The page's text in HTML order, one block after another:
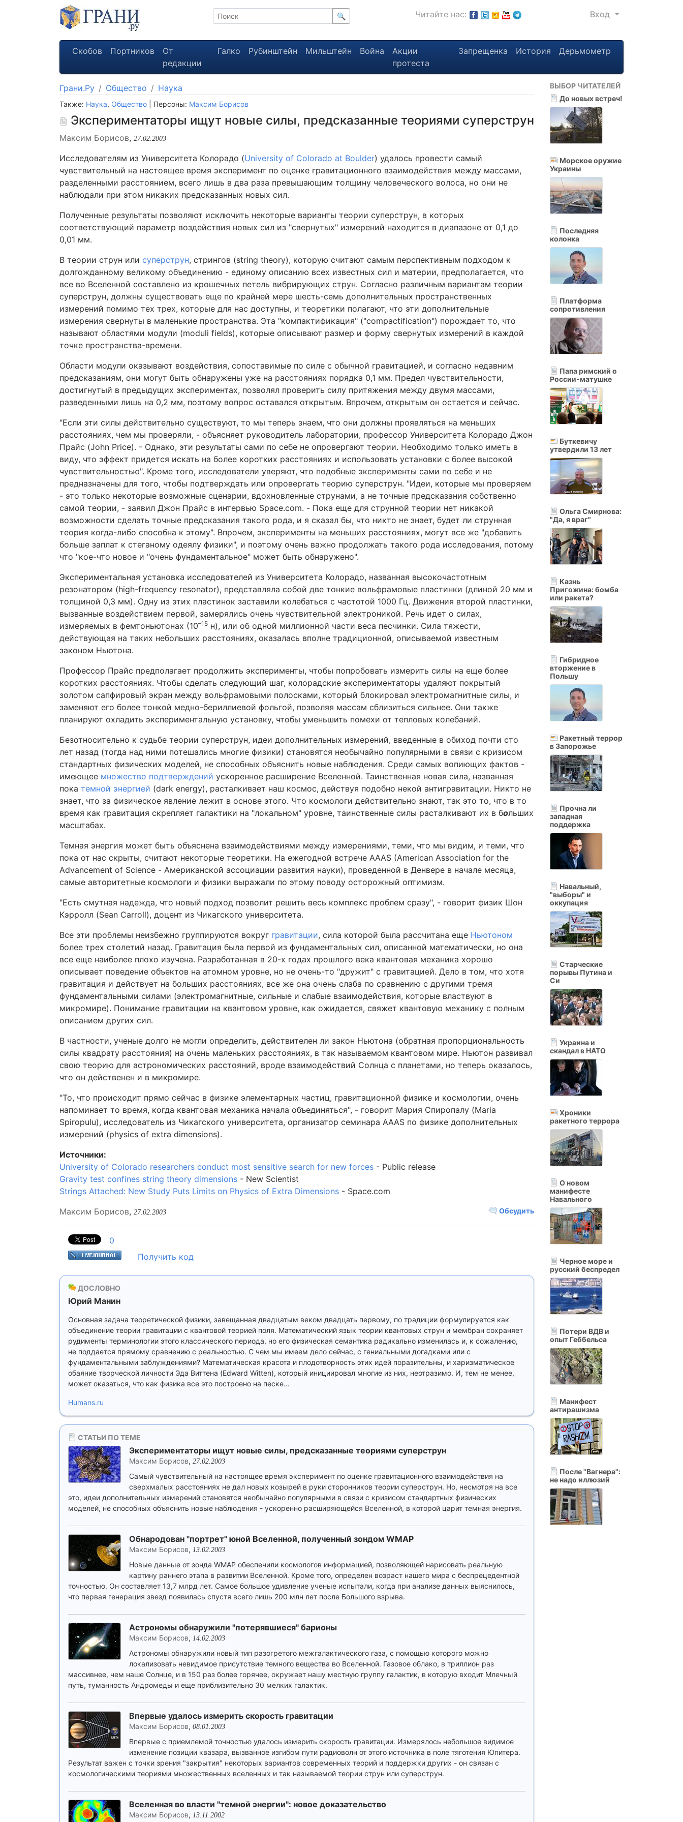
🔍 Читайте нас: Вход
Скобов Портников
От
редакции
Галко Рубинштейн Мильштейн Война
Акции
протеста
Запрещенка История Дерьмометр
Грани.Ру Общество Наука
Также: Наука, Общество | Персоны: Максим Борисов
Экспериментаторы ищут новые силы, предсказанные теориями суперструн
Максим Борисов, 27.02.2003
Исследователям из Университета Колорадо (University of Colorado at Boulder) удалось провести самый
чувствительный на настоящее время эксперимент по оценке гравитационного взаимодействия между массами,
разделенными расстоянием, всего лишь в два раза превышающим толщину человеческого волоса, но они не
наблюдали при этом никаких предсказанных новых сил.
Полученные результаты позволяют исключить некоторые варианты теории суперструн, в которых
соответствующий параметр воздействия новых сил из "свернутых" измерений находится в диапазоне от 0,1 до
0,01 мм.
В теории струн или суперструн, стрингов (string theory), которую считают самым перспективным подходом к
долгожданному великому объединению - единому описанию всех известных сил и материи, предполагается, что
все во Вселенной составлено из крошечных петель вибрирующих струн. Согласно различным вариантам теории
суперструн, должны существовать еще по крайней мере шесть-семь дополнительных пространственных
измерений помимо тех трех, которые для нас доступны, и теоретики полагают, что эти дополнительные
измерения свернуты в маленькие пространства. Эта "компактификация" ("compactification") порождает то, что
называют областями модули (moduli fields), которые описывают размер и форму свернутых измерений в каждой
точке пространства-времени.
Области модули оказывают воздействия, сопоставимые по силе с обычной гравитацией, и согласно недавним
предсказаниям, они могут быть обнаружены уже на расстояниях порядка 0,1 мм. Предел чувствительности,
достигнутый в предыдущих экспериментах, позволял проверить силу притяжения между двумя массами,
разведенными лишь на 0,2 мм, поэтому вопрос оставался открытым. Впрочем, открытым он остается и сейчас.
"Если эти силы действительно существуют, то мы теперь знаем, что они должны проявляться на меньших
расстояниях, чем мы проверяли, - объясняет руководитель лаборатории, профессор Университета Колорадо Джон
Прайс (John Price). - Однако, эти результаты сами по себе не опровергают теории. Необходимо только иметь в
виду, что эффект придется искать на более коротких расстояниях и использовать установки с более высокой
чувствительностью". Кроме того, исследователи уверяют, что подобные эксперименты сами по себе и не
предназначены для того, чтобы подтверждать или опровергать теорию суперструн. "Идеи, которые мы проверяем
- это только некоторые возможные сценарии, вдохновленные струнами, а не точные предсказания собственно
самой теории, - заявил Джон Прайс в интервью Space.com. - Пока еще для струнной теории нет никакой
возможности сделать точные предсказания такого рода, и я сказал бы, что никто не знает, будет ли струнная
теория когда-либо способна к этому". Впрочем, эксперименты на меньших расстояниях, могут все же "добавить
больше заплат к стеганому одеялу физики", и поэтому очень важно продолжать такого рода исследования, потому
что "кое-что новое и "очень фундаментальное" может быть обнаружено".
Экспериментальная установка исследователей из Университета Колорадо, названная высокочастотным
резонатором (high-frequency resonator), представляла собой две тонкие вольфрамовые пластинки (длиной 20 мм и
толщиной 0,3 мм). Одну из этих пластинок заставили колебаться с частотой 1000 Гц. Движения второй пластинки,
вызванные воздействием первой, замерялись очень чувствительной электроникой. Речь идет о силах,
измеряемых в фемтоньютонах (10–15 н), или об одной миллионной части веса песчинки. Сила тяжести,
действующая на таких небольших расстояниях, оказалась вполне традиционной, описываемой известным
законом Ньютона.
Профессор Прайс предполагает продолжить эксперименты, чтобы попробовать измерить силы на еще более
коротких расстояниях. Чтобы сделать следующий шаг, колорадские экспериментаторы удаляют покрытый
золотом сапфировый экран между вольфрамовыми полосками, который блокировал электромагнитные силы, и
заменяют его более тонкой медно-бериллиевой фольгой, позволяя массам сблизиться сильнее. Они также
планируют охладить экспериментальную установку, чтобы уменьшить помехи от тепловых колебаний.
Безотносительно к судьбе теории суперструн, идеи дополнительных измерений, введенные в обиход почти сто
лет назад (тогда над ними потешались многие физики) становятся необычайно популярными в связи с кризисом
стандартных физических моделей, не способных объяснить новые наблюдения. Среди самых вопиющих фактов -
имеющее множество подтверждений ускоренное расширение Вселенной. Таинственная новая сила, названная
пока темной энергией (dark energy), расталкивает наш космос, действуя подобно некой антигравитации. Никто не
знает, что за физическое явление лежит в основе этого. Что космологи действительно знают, так это то, что в то
время как гравитация скрепляет галактики на "локальном" уровне, таинственные силы расталкивают их в больших
масштабах.
Темная энергия может быть объяснена взаимодействиями между измерениями, теми, что мы видим, и теми, что
пока от нас скрыты, считают некоторые теоретики. На ежегодной встрече AAAS (American Association for the
Advancement of Science - Американской ассоциации развития науки), проведенной в Денвере в начале месяца,
самые авторитетные космологи и физики выражали по этому поводу осторожный оптимизм.
"Есть смутная надежда, что новый подход позволит решить весь комплекс проблем сразу", - говорит физик Шон
Кэрролл (Sean Carroll), доцент из Чикагского университета.
Все эти проблемы неизбежно группируются вокруг гравитации, сила которой была рассчитана еще Ньютоном
более трех столетий назад. Гравитация была первой из фундаментальных сил, описанной математически, но она
все еще наиболее плохо изучена. Разработанная в 20-х годах прошлого века квантовая механика хорошо
описывает поведение объектов на атомном уровне, но не очень-то "дружит" с гравитацией. Дело в том, что хотя
гравитация и действует на больших расстояниях, все же она очень слаба по сравнению с другими тремя
фундаментальными силами (электромагнитные, сильные и слабые взаимодействия, которые властвуют в
микромире). Понимание гравитации на квантовом уровне, как ожидается, свяжет квантовую механику с полным
описанием других сил.
В частности, ученые долго не могли определить, действителен ли закон Ньютона (обратная пропорциональность
силы квадрату расстояния) на очень маленьких расстояниях, в так называемом квантовом мире. Ньютон развивал
свою теорию для астрономических расстояний, вроде взаимодействий Солнца с планетами, но теперь оказалось,
что он действенен и в микромире.
"То, что происходит прямо сейчас в физике элементарных частиц, гравитационной физике и космологии, очень
напоминает то время, когда квантовая механика начала объединяться", - говорит Мария Спиропалу (Maria
Spiropulu), исследователь из Чикагского университета, организатор семинара AAAS по физике дополнительных
измерений (physics of extra dimensions).
Источники:
University of Colorado researchers conduct most sensitive search for new forces - Public release
Gravity test confines string theory dimensions - New Scientist
Strings Attached: New Study Puts Limits on Physics of Extra Dimensions - Space.com
Обсудить
Максим Борисов, 27.02.2003
0
Получить код
ДОСЛОВНО
Юрий Манин
Основная задача теоретической физики, завещанная двадцатым веком двадцать первому, по традиции формулируется как
объединение теории гравитации с квантовой теорией поля. Математический язык теории квантовых струн и мембран сохраняет
рудименты терминологии этого классического периода, но его физическая семантика радикально изменилась и, к сожалению,
не поддается прямому сравнению с реальностью. С чем мы имеем дело сейчас, с гениальными догадками или с
фундаментальными заблуждениями? Математическая красота и плодотворность этих идей поразительны, и харизматическое
обаяние творческой личности Эда Виттена (Edward Witten), который инициировал многие из них, неотразимо. И, тем не менее,
может оказаться, что как физика все это построено на песке...
Humans.ru
СТАТЬИ ПО ТЕМЕ
Экспериментаторы ищут новые силы, предсказанные теориями суперструн
Максим Борисов, 27.02.2003
Самый чувствительный на настоящее время эксперимент по оценке гравитационного взаимодействия на
сверхмалых расстояниях не дал новых козырей в руки сторонников теории суперструн. Но, несмотря на все
это, идеи дополнительных измерений становятся необычайно популярными в связи с кризисом стандартных физических
моделей, не способных объяснить новые наблюдения - ускоренно расширяющейся Вселенной, в которой царит темная энергия.
Обнародован "портрет" юной Вселенной, полученный зондом WMAP
Максим Борисов, 13.02.2003
Новые данные от зонда WMAP обеспечили космологов информацией, позволяющей нарисовать реальную
картину раннего этапа в развитии Вселенной. Кроме того, определен возраст нашего мира с беспрецедентной
точностью. Он составляет 13,7 млрд лет. Самое большое удивление ученые испытали, когда при анализе данных выяснилось,
что первая генерация звезд появилась спустя всего лишь 200 млн лет после Большого взрыва.
Астрономы обнаружили "потерявшиеся" барионы
Максим Борисов, 14.02.2003
Астрономы обнаружили новый тип разогретого межгалактического газа, с помощью которого можно
локализовать невидимое присутствие темного вещества во Вселенной. Газовое облако, в триллион раз
массивнее, чем наше Солнце, и в 150 раз более горячее, окружает нашу местную группу галактик, в которую входит Млечный
путь, туманность Андромеды и еще приблизительно 30 мелких галактик.
Впервые удалось измерить скорость гравитации
Максим Борисов, 08.01.2003
Впервые с приемлемой точностью удалось измерить скорость гравитации. Измерялось небольшое видимое
изменение позиции квазара, вызванное изгибом пути радиоволн от этого источника в поле тяготения Юпитера.
Результат важен с точки зрения "закрытия" некоторых вариантов современных теорий и поддержки других - он связан с
космологическими теориями множественных вселенных и так называемой теории струн или суперструн.
Вселенная во власти "темной энергии": новое доказательство
Максим Борисов, 13.11.2002
ВЫБОР ЧИТАТЕЛЕЙ
До новых встреч!
Морское оружие
Украины
Последняя
колонка
Платформа
сопротивления
Папа римский о
России-матушке
Буткевичу
утвердили 13 лет
Ольга Смирнова:
"Да, я враг"
Казнь
Пригожина: бомба
или ракета?
Гибридное
вторжение в
Польшу
Ракетный террор
в Запорожье
Прочна ли
западная
поддержка
Навальный,
"выборы" и
оккупация
Старческие
порывы Путина и
Си
Украина и
скандал в НАТО
Хроники
ракетного террора
О новом
манифесте
Навального
Черное море и
русский беспредел
Потери ВДВ и
опыт Геббельса
Манифест
антирашизма
После "Вагнера":
не надо иллюзий